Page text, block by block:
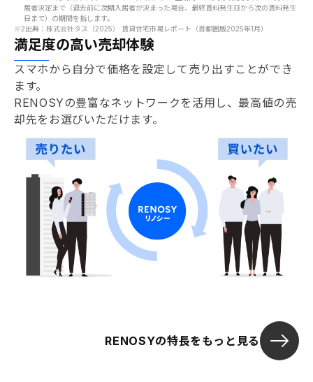
居者決定まで（退去前に次期入居者が決まった場合、最終賃料発生日から次の賃料発生
日まで）の期間を指します。
※2出典：株式会社タス（2025） 賃貸住宅市場レポート（首都圏版2025年1月）
満足度の高い売却体験
スマホから自分で価格を設定して売り出すことができ
ます。
RENOSYの豊富なネットワークを活用し、最高値の売
却先をお選びいただけます。
RENOSYの特長をもっと見る